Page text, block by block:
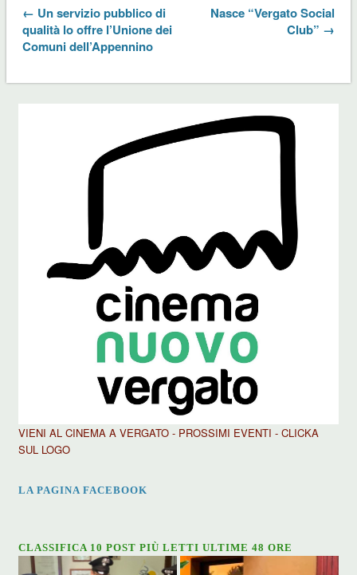
← Un servizio pubblico di
qualità lo offre l’Unione dei
Comuni dell’Appennino
Nasce “Vergato Social
Club” →
VIENI AL CINEMA A VERGATO - PROSSIMI EVENTI - CLICKA
SUL LOGO
LA PAGINA FACEBOOK
CLASSIFICA 10 POST PIÙ LETTI ULTIME 48 ORE